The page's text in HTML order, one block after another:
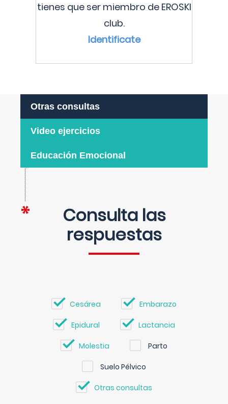
tienes que ser miembro de EROSKI
club.
Identificate
Otras consultas
Video ejercicios
Educación Emocional
Consulta las
respuestas
Cesárea Embarazo
Epidural Lactancia
Molestia Parto
Suelo Pélvico
Otras consultas